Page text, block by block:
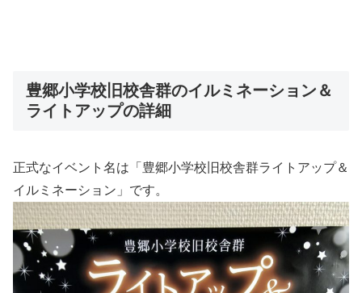
豊郷小学校旧校舎群のイルミネーション＆
ライトアップの詳細
正式なイベント名は「豊郷小学校旧校舎群ライトアップ＆
イルミネーション」です。